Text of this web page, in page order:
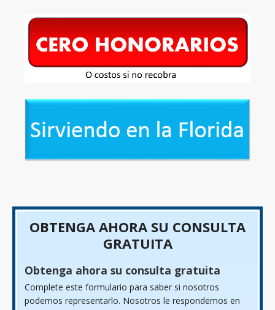
OBTENGA AHORA SU CONSULTA
GRATUITA
Obtenga ahora su consulta gratuita
Complete este formulario para saber si nosotros
podemos representarlo. Nosotros le respondemos en